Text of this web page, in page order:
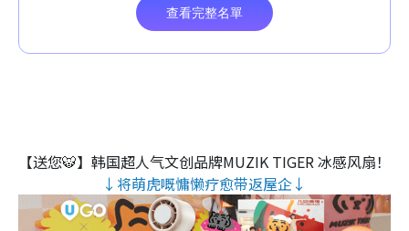
【送您🐯】韩国超人气文创品牌MUZIK TIGER 冰感风扇！
↓将萌虎嘅慵懒疗愈带返屋企↓